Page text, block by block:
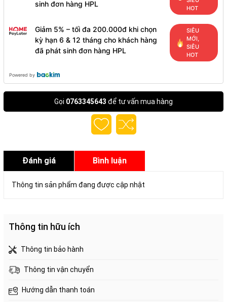
sinh đơn hàng HPL
HOT
Giảm 5% – tối đa 200.000đ khi chọn
kỳ hạn 6 & 12 tháng cho khách hàng
đã phát sinh đơn hàng HPL
SIÊU
MỚI,
SIÊU
HOT
Powered by
Gọi 0763345643 để tư vấn mua hàng
Đánh giá Bình luận
Thông tin sản phẩm đang được cập nhật
Thông tin hữu ích
Thông tin bảo hành
Thông tin vận chuyển
Hướng dẫn thanh toán